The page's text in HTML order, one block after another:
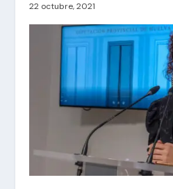
22 octubre, 2021